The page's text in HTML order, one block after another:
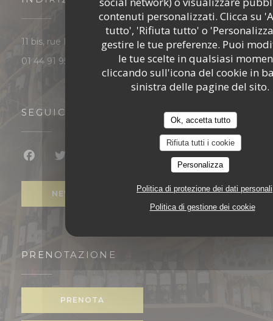
contenuti personalizzati. Clicca su
tutto', 'Rifiuta tutto' o
gestire le tue preferenze. Puoi
le tue scelte in qualsiasi
cliccando sull'icona del cookie in
sinistra delle pagine del sito.
Ok, accetta tutto
Rifiuta tutti i cookie
Personalizza
Politica di protezione dei dati personali
Politica di gestione dei cookie
11 bis, rue Blanche 75009 Paris((apre una nuova finestra))
01 44 91 95 96
SEGUICI
Facebook ((apre una nuova finestra))
Twitter ((apre una nuova finestra))
Instagram ((apre una nuova
NEWSLETTER
PRENOTAZIONE
PRENOTA